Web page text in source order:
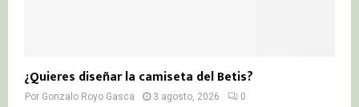
¿Quieres diseñar la camiseta del Betis?
Por Gonzalo Royo Gasca 3 agosto, 2026 0